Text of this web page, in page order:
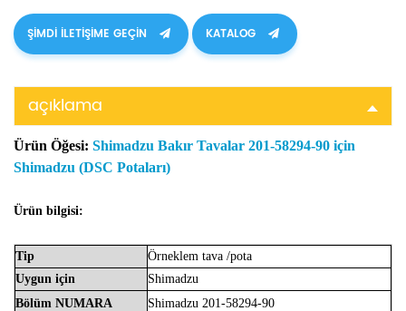
ŞIMDI ILETIŞIME GEÇIN KATALOG
açıklama
Ürün Öğesi: Shimadzu Bakır Tavalar 201-58294-90 için
Shimadzu (DSC Potaları)
Ürün bilgisi:
Tip Örneklem tava /pota
Uygun için
Shimadzu
Bölüm NUMARA Shimadzu 201-58294-90